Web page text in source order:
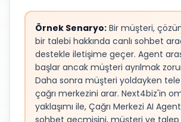
Örnek Senaryo: Bir müşteri,
bir talebi hakkında canlı sohbet
destekle iletişime geçer. Agent
başlar ancak müşteri ayrılmak
Daha sonra müşteri yoldayken
çağrı merkezini arar. Next4biz'in
yaklaşımı ile, Çağrı Merkezi AI
sohbet geçmişini, müşteri ve talep